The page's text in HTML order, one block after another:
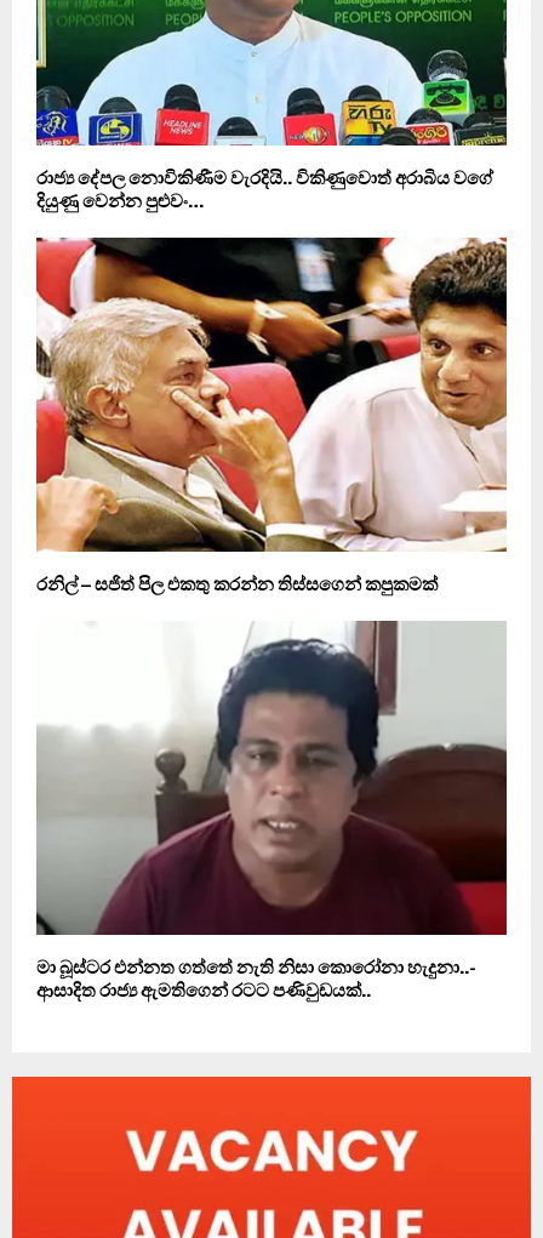
රාජ්‍ය දේපල නොවිකිණීම වැරදියි.. විකිණුවොත් අරාබිය වගේ
දියුණු වෙන්න පුළුවං…
රනිල් – සජිත් පිල එකතු කරන්න තිස්සගෙන් කපුකමක්
මා බූස්ටර එන්නත ගත්තේ නැති නිසා කොරෝනා හැදුනා..-
ආසාදිත රාජ්‍ය ඇමතිගෙන් රටට පණිවුඩයක්..